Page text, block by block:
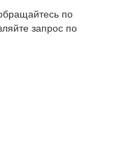
по
запрос по